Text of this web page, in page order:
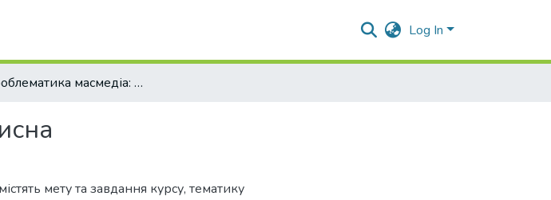
Log In
Проблематика масмедіа: правозахисна
мету та завдання курсу, тематику